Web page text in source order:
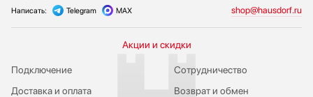
Написать: Telegram MAX shop@hausdorf.ru
Акции и скидки
Подключение
Доставка и оплата
Сотрудничество
Возврат и обмен